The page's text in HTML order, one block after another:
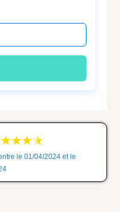
le 01/04/2024 et le